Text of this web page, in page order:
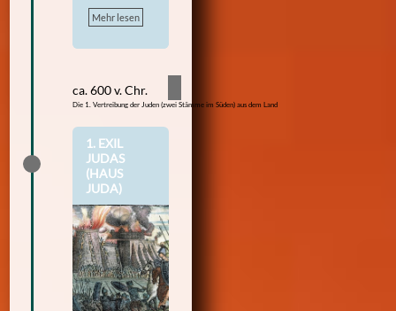
Mehr lesen
ca. 600 v. Chr.
Die 1. Vertreibung der Juden (zwei Stämme im Süden) aus dem Land
1. EXIL
JUDAS
(HAUS
JUDA)